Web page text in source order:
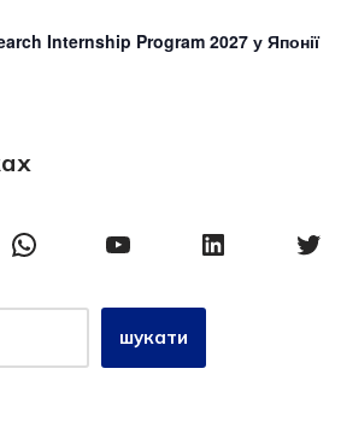
Internship Program 2027 у Японії
шукати